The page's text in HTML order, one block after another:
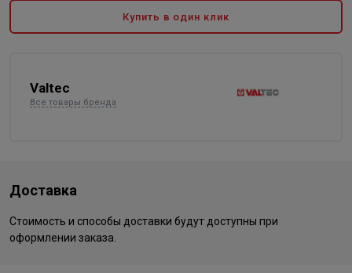
Купить в один клик
Valtec
Все товары бренда
Доставка
Стоимость и способы доставки будут доступны при
оформлении заказа.